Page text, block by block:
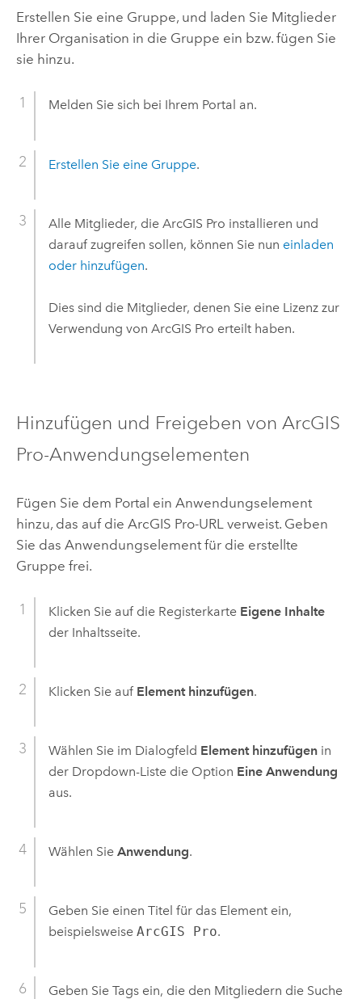
Erstellen Sie eine Gruppe, und laden Sie Mitglieder
Ihrer Organisation in die Gruppe ein bzw. fügen Sie
sie hinzu.
Melden Sie sich bei Ihrem Portal an.
Erstellen Sie eine Gruppe.
Alle Mitglieder, die ArcGIS Pro installieren und
darauf zugreifen sollen, können Sie nun einladen
oder hinzufügen.
Dies sind die Mitglieder, denen Sie eine Lizenz zur
Verwendung von ArcGIS Pro erteilt haben.
Hinzufügen und Freigeben von ArcGIS
Pro-Anwendungselementen
Fügen Sie dem Portal ein Anwendungselement
hinzu, das auf die ArcGIS Pro-URL verweist. Geben
Sie das Anwendungselement für die erstellte
Gruppe frei.
Klicken Sie auf die Registerkarte Eigene Inhalte
der Inhaltsseite.
Klicken Sie auf Element hinzufügen.
Wählen Sie im Dialogfeld Element hinzufügenin
der Dropdown-Liste die Option Eine Anwendung
aus.
Wählen Sie Anwendung.
Geben Sie einen Titel für das Element ein,
beispielsweise ArcGIS Pro.
Geben Sie Tags ein, die den Mitgliedern die Suche